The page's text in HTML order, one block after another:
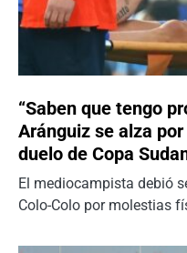
“Saben que tengo
Aránguiz se alza
duelo de Copa
El mediocampista debió
Colo-Colo por molestias